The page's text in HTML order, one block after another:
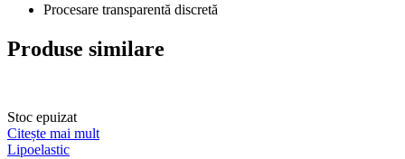
Procesare transparentă discretă
Produse similare
Stoc epuizat
Citește mai mult
Lipoelastic